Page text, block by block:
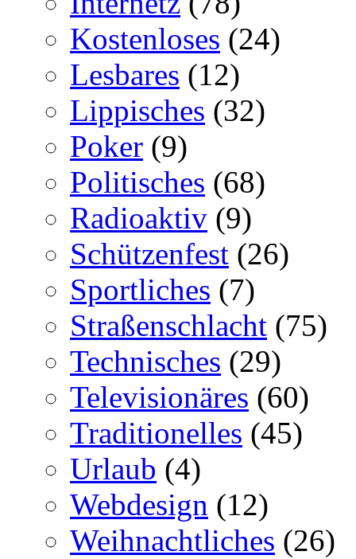
Kostenloses (24)
Lesbares (12)
Lippisches (32)
Poker (9)
Politisches (68)
Radioaktiv (9)
Schützenfest (26)
Sportliches (7)
Straßenschlacht (75)
Technisches (29)
Televisionäres (60)
Traditionelles (45)
Urlaub (4)
Webdesign (12)
Weihnachtliches (26)